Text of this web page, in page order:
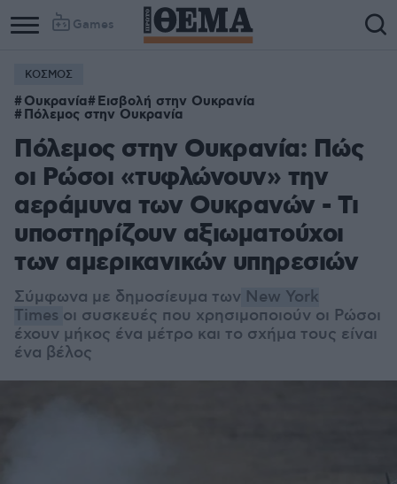
Games
ΚΟΣΜΟΣ
Ουκρανία Εισβολή στην Ουκρανία
Πόλεμος στην Ουκρανία
Πόλεμος στην Ουκρανία: Πώς
οι Ρώσοι «τυφλώνουν» την
αεράμυνα των Ουκρανών - Τι
υποστηρίζουν αξιωματούχοι
των αμερικανικών υπηρεσιών
Σύμφωνα με δημοσίευμα των New York
Times οι συσκευές που χρησιμοποιούν οι Ρώσοι
έχουν μήκος ένα μέτρο και το σχήμα τους είναι
ένα βέλος